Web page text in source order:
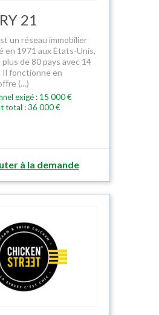
21
un réseau immobilier
en 1971 aux États-Unis,
de 80 pays avec 14
Il fonctionne en
(…)
exigé : 15 000 €
total : 36 000 €
à la demande